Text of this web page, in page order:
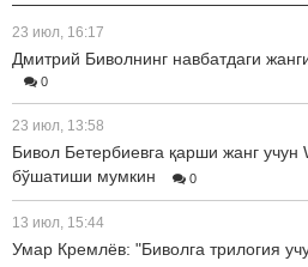
23 июл, 16:17
Дмитрий Биволнинг навбатдаги
0
23 июл, 13:58
Бивол Бетербиевга қарши жанг
бўшатиши мумкин
0
13 июл, 15:44
Умар Кремлёв: "Биволга трилогия